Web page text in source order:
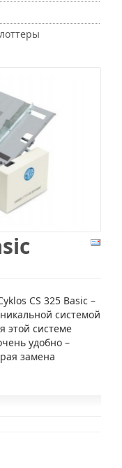
CS 325 Basic –
системой
этой системе
удобно –
замена